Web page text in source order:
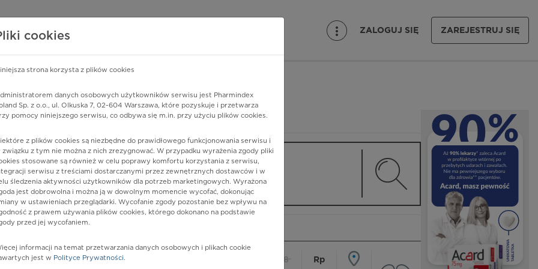
o lekach
PHARMINDEX ZALOGUJ SIĘ ZAREJESTRUJ SIĘ
Pharmindex
lider wiedzy o lekach
lub substancję czynną
PPH Postać:tabl. powl.
18
Rp
cookies
strona korzysta z plików cookies
danych osobowych użytkowników serwisu jest Pharmindex
Sp. z o.o., ul. Olkuska 7, 02-604 Warszawa, które pozyskuje i przetwarza
pomocy niniejszego serwisu, co odbywa się m.in. przy użyciu plików cookies.
z plików cookies są niezbędne do prawidłowego funkcjonowania serwisu i
związku z tym nie można z nich zrezygnować. W przypadku wyrażenia zgody pliki
stosowane są również w celu poprawy komfortu korzystania z serwisu,
serwisu z treściami dostarczanymi przez zewnętrznych dostawców i w
śledzenia aktywności użytkowników dla potrzeb marketingowych. Wyrażona
jest dobrowolna i można ją w dowolnym momencie wycofać, dokonując
w ustawieniach przeglądarki. Wycofanie zgody pozostanie bez wpływu na
z prawem używania plików cookies, którego dokonano na podstawie
przed jej wycofaniem.
informacji na temat przetwarzania danych osobowych i plikach cookie
jest w Polityce Prywatności.